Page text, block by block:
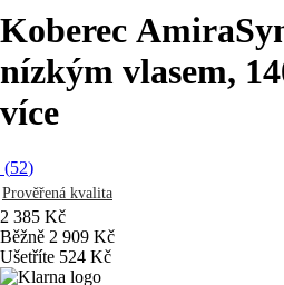
Koberec Amira
nízkým vlasem,
více
(52)
Prověřená kvalita
2 385 Kč
Běžně 2 909 Kč
Ušetříte 524 Kč